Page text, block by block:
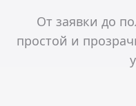
От заявки до
простой и